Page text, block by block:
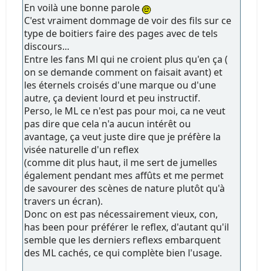
En voilà une bonne parole
C'est vraiment dommage de voir des fils sur ce
type de boitiers faire des pages avec de tels
discours...
Entre les fans Ml qui ne croient plus qu'en ça (
on se demande comment on faisait avant) et
les éternels croisés d'une marque ou d'une
autre, ça devient lourd et peu instructif.
Perso, le ML ce n'est pas pour moi, ca ne veut
pas dire que cela n'a aucun intérêt ou
avantage, ça veut juste dire que je préfère la
visée naturelle d'un reflex
(comme dit plus haut, il me sert de jumelles
également pendant mes affûts et me permet
de savourer des scènes de nature plutôt qu'à
travers un écran).
Donc on est pas nécessairement vieux, con,
has been pour préférer le reflex, d'autant qu'il
semble que les derniers reflexs embarquent
des ML cachés, ce qui complète bien l'usage.